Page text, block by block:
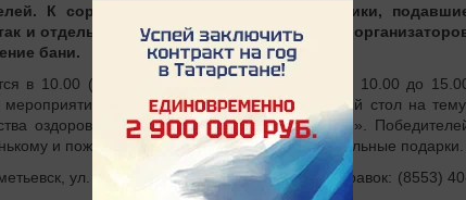
К соревнованию допускаются участники,
и отдельно. Участникам конкурса за счет
бани.
в 10.00 (при себе нужно иметь паспорт). С 10.00 до
с 15 до 16 часов пройдет круглый стол на
оздоровления. Развитие культуры здоровья».
и пожилому участнику приготовлены отдельные подарки.
ул. Гафиятуллина,50. Телефон для справок: (8553)